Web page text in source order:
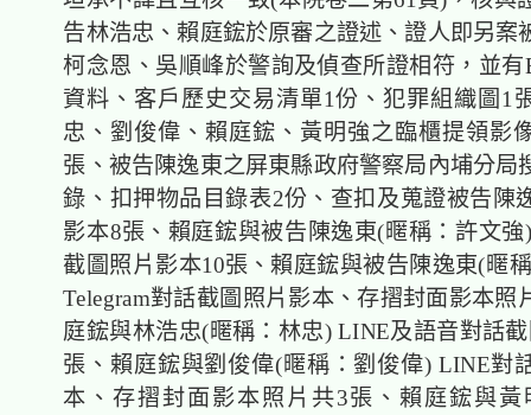
告林浩忠、賴庭鋐於原審之證述、證人即另案
柯念恩、吳順峰於警詢及偵查所證相符，並
資料、客戶歷史交易清單1份、犯罪組織圖1
忠、劉俊偉、賴庭鋐、黃明強之臨櫃提領影
張、被告陳逸東之屏東縣政府警察局內埔分局
錄、扣押物品目錄表2份、查扣及蒐證被告陳
影本8張、賴庭鋐與被告陳逸東(暱稱：許文
截圖照片影本10張、賴庭鋐與被告陳逸東(暱
Telegram對話截圖照片影本、存摺封面影本照
庭鋐與林浩忠(暱稱：林忠) LINE及語音對話
張、賴庭鋐與劉俊偉(暱稱：劉俊偉) LINE對
本、存摺封面影本照片共3張、賴庭鋐與黃